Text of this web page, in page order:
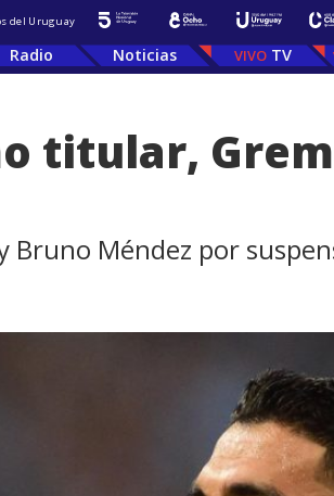
del Uruguay
Radio Noticias TV
titular,
Bruno Méndez por